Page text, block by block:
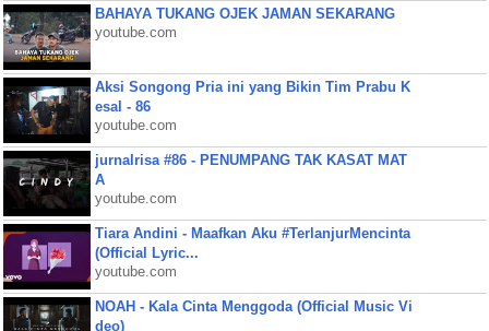
BAHAYA TUKANG OJEK JAMAN SEKARANG
youtube.com
Aksi Songong Pria ini yang Bikin Tim Prabu K
esal - 86
youtube.com
jurnalrisa #86 - PENUMPANG TAK KASAT MAT
A
youtube.com
Tiara Andini - Maafkan Aku #TerlanjurMencinta
(Official Lyric...
youtube.com
NOAH - Kala Cinta Menggoda (Official Music Vi
deo)